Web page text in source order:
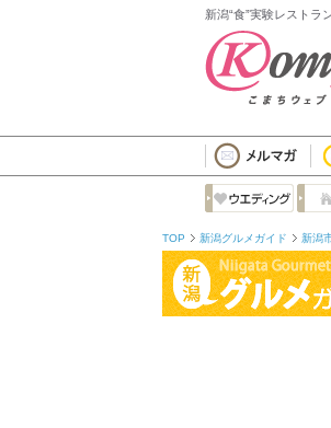
新潟“食”実験レストラ
TOP 新潟グルメガイド 新潟